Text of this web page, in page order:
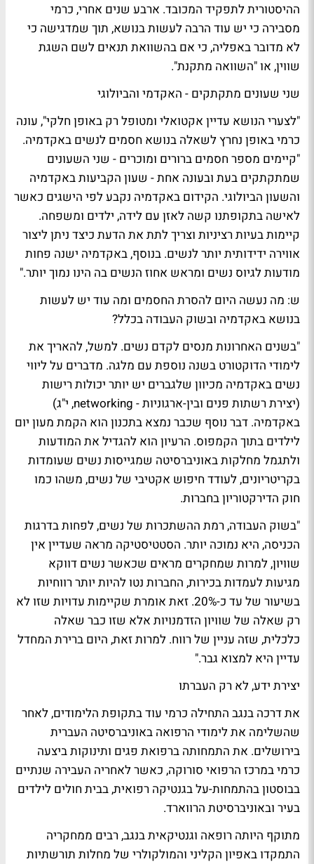
ההיסטורית לתפקיד המכובד. ארבע שנים אחרי, כרמי
מסבירה כי יש עוד הרבה לעשות בנושא, תוך שמדגישה כי
לא מדובר באפליה, כי אם בהשוואת תנאים לשם השגת
שווין, או "השוואה מתקנת".
שני שעונים מתקתקים - האקדמי והביולוגי
"לצערי הנושא עדיין אקטואלי ומטופל רק באופן חלקי", עונה
כרמי באופן נחרץ לשאלה בנושא חסמים לנשים באקדמיה.
"קיימים מספר חסמים ברורים ומוכרים - שני השעונים
שמתקתקים בעת ובעונה אחת - שעון הקביעות באקדמיה
והשעון הביולוגי. הקידום באקדמיה נקבע לפי הישגים כאשר
לאישה בתקופתנו קשה לאזן עם לידה, ילדים ומשפחה.
קיימות בעיות רציניות וצריך לתת את הדעת כיצד ניתן ליצור
אווירה ידידותית יותר לנשים. בנוסף, באקדמיה ישנה פחות
מודעות לגיוס נשים ומראש אחוז הנשים בה הינו נמוך יותר."
ש: מה נעשה היום להסרת החסמים ומה עוד יש לעשות
בנושא באקדמיה ובשוק העבודה בכלל?
"בשנים האחרונות מנסים לקדם נשים. למשל, להאריך את
לימודי הדוקטורט בשנה נוספת עם מלגה. מדברים על ליווי
נשים באקדמיה מכיוון שלגברים יש יותר יכולות רישות
(יצירת רשתות פנים ובין-ארגוניות - networking, י"ג)
באקדמיה. דבר נוסף שכבר נמצא בתכנון הוא הקמת מעון יום
לילדים בתוך הקמפוס. הרעיון הוא להגדיל את המודעות
ולתגמל מחלקות באוניברסיטה שמגייסות נשים שעומדות
בקריטריונים, לעודד חיפוש אקטיבי של נשים, משהו כמו
חוק הדירקטוריון בחברות.
"בשוק העבודה, רמת ההשתכרות של נשים, לפחות בדרגות
הכניסה, היא נמוכה יותר. הסטטיסטיקה מראה שעדיין אין
שוויון, למרות שמחקרים מראים שכאשר נשים דווקא
מגיעות לעמדות בכירות, החברות נטו להיות יותר רווחיות
בשיעור של עד כ-20%. זאת אומרת שקיימות עדויות שזו לא
רק שאלה של שוויון הזדמנויות אלא שזו כבר שאלה
כלכלית, שזה עניין של רווח. למרות זאת, היום ברירת המחדל
עדיין היא למצוא גבר."
יצירת ידע, לא רק העברתו
את דרכה בנגב התחילה כרמי עוד בתקופת הלימודים, לאחר
שהשלימה את לימודי הרפואה באוניברסיטה העברית
בירושלים. את התמחותה ברפואת פגים ותינוקות ביצעה
כרמי במרכז הרפואי סורוקה, כאשר לאחריה העבירה שנתיים
בבוסטון בהתמחות-על בגנטיקה רפואית, בבית חולים לילדים
בעיר ובאוניברסיטת הרווארד.
מתוקף היותה רופאה וגנטיקאית בנגב, רבים ממחקריה
התמקדו באפיון הקליני והמולקולרי של מחלות תורשתיות